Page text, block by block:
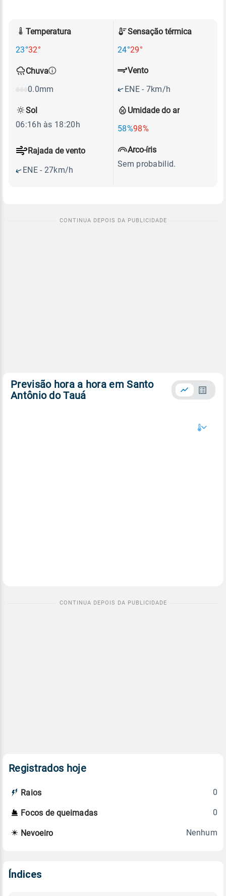
Temperatura
23°32°
Sensação térmica
24°29°
Chuva
0.0mm
Umidade do ar
58%98%
Vento
ENE - 7km/h
Rajada de vento
ENE - 27km/h
Sol
06:16h às 18:20h
Arco-íris
Sem probabilid.
Previsão hora a hora em Santo
Antônio do Tauá
Registrados hoje
Raios 0
Focos de queimadas 0
Nevoeiro Nenhum
Índices